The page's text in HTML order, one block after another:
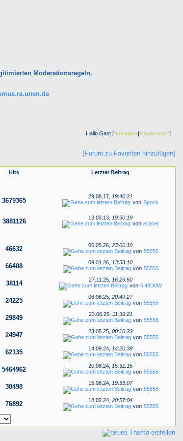
Moderationsregeln.
Hallo Gast [anmelden| Registrieren]
[ Forum zu Favoriten hinzufügen]
Hits Letzter Beitrag
3679365
29.08.17, 19:40:21
von Spock
3881126 13.03.13, 19:30:19
von eraser
46632 06.05.26,23:00:10
von 55555
66408 09.01.26, 13:33:10
von 55555
38114 27.11.25, 16:29:50
von 5H4D0W
24225 06.08.25,20:49:27
von 55555
29849 23.06.25, 11:39:21
von 55555
24947 23.05.25,00:10:23
von 55555
62135 14.09.24, 14:20:39
von 55555
5464962 20.08.24, 15:32:15
von 55555
30498 15.08.24, 19:55:07
von 55555
76892 18.02.24,20:57:04
von 55555